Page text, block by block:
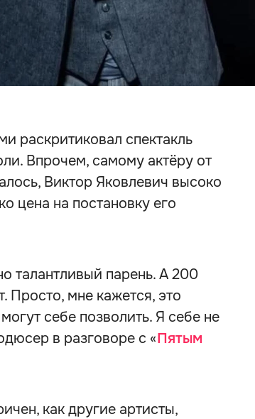
раскритиковал спектакль
Впрочем, самому актёру от
Виктор Яковлевич высоко
цена на постановку его
талантливый парень. А 200
Просто, мне кажется, это
себе позволить. Я себе не
в разговоре с «Пятым
как другие артисты,